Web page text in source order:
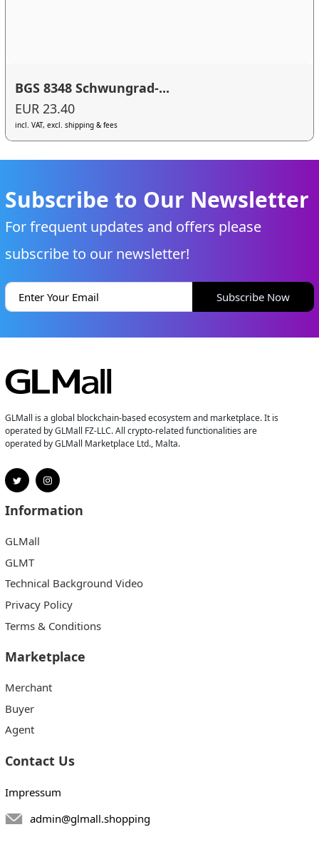
BGS 8348 Schwungrad-...
EUR 23.40
incl. VAT, excl. shipping & fees
Subscribe to Our Newsletter
For frequent updates and offers please
subscribe to our newsletter!
Subscribe Now
GLMall is a global blockchain-based ecosystem and marketplace. It is
operated by GLMall FZ-LLC. All crypto-related functionalities are
operated by GLMall Marketplace Ltd., Malta.
Information
GLMall
GLMT
Technical Background Video
Privacy Policy
Terms & Conditions
Marketplace
Merchant
Buyer
Agent
Contact Us
Impressum
admin@glmall.shopping